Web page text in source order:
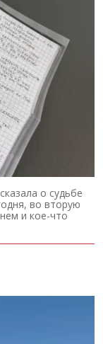
о судьбе
во вторую
и кое-что